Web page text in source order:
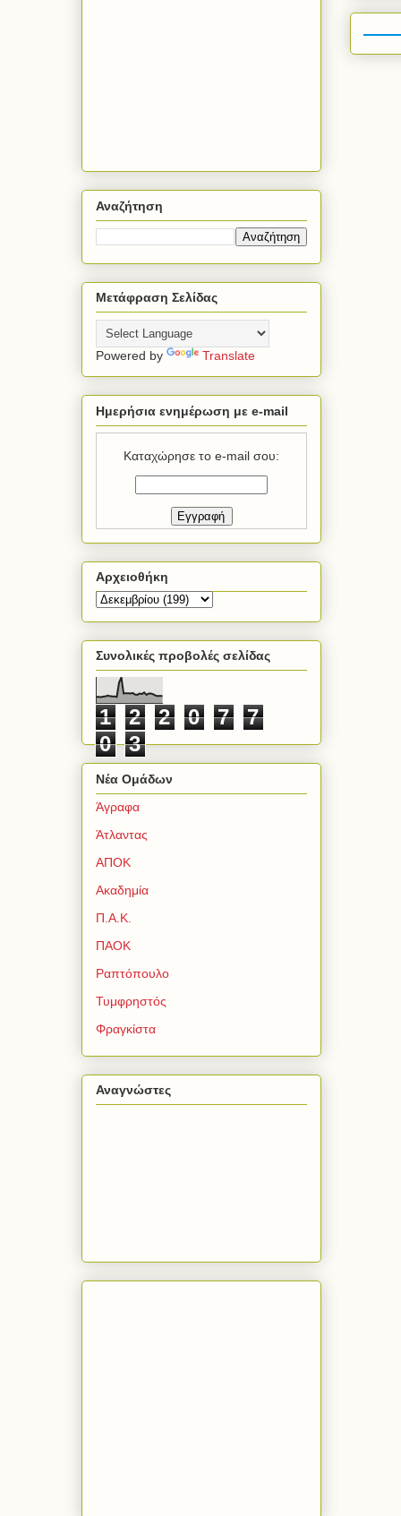
Αναζήτηση
Μετάφραση Σελίδας
Powered by Translate
Ημερήσια ενημέρωση με e-mail
Καταχώρησε το e-mail σου:
Αρχειοθήκη
Συνολικές προβολές σελίδας
1 2 2 0 7
7
0
3
Νέα Ομάδων
Άγραφα
Άτλαντας
ΑΠΟΚ
Ακαδημία
Π.Α.Κ.
ΠΑΟΚ
Ραπτόπουλο
Τυμφρηστός
Φραγκίστα
Αναγνώστες